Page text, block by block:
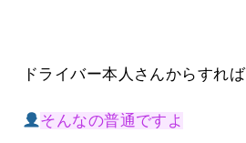
ドライバー本人さんからすれば
そんなの普通ですよ